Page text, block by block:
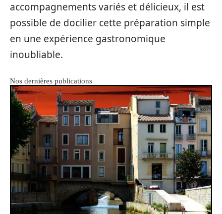
accompagnements variés et délicieux, il est
possible de docilier cette préparation simple
en une expérience gastronomique
inoubliable.
Nos dernières publications